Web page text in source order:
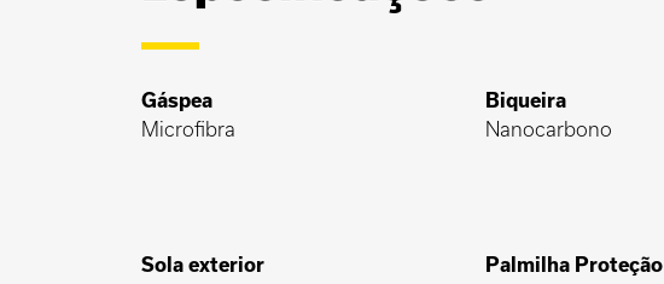
Gáspea
Microfibra
Biqueira
Nanocarbono
Sola exterior
Palmilha Proteção